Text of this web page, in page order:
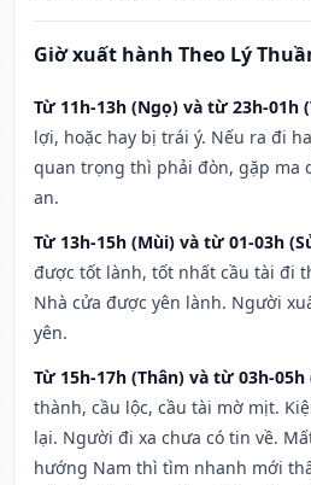
Giờ xuất hành Theo Lý
Từ 11h-13h (Ngọ) và từ 23h-01h
lợi, hoặc hay bị trái ý. Nếu ra đi
quan trọng thì phải đòn, gặp ma
an.
Từ 13h-15h (Mùi) và từ 01-03h
được tốt lành, tốt nhất cầu tài đi
Nhà cửa được yên lành. Người
yên.
Từ 15h-17h (Thân) và từ 03h-05h
thành, cầu lộc, cầu tài mờ mịt.
lại. Người đi xa chưa có tin về.
hướng Nam thì tìm nhanh mới